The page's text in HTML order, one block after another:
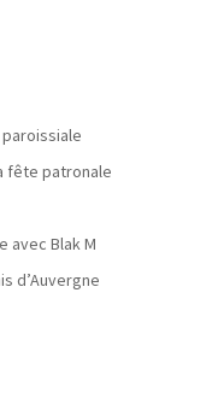
paroissiale
fête patronale
avec Blak M
d’Auvergne